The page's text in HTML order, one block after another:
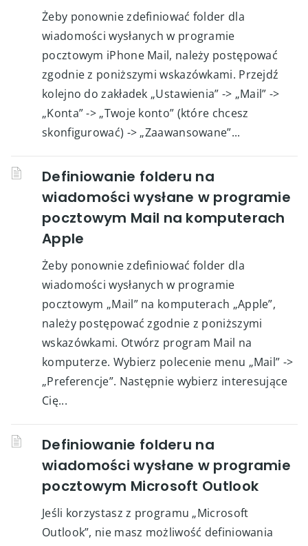
Żeby ponownie zdefiniować folder dla
wiadomości wysłanych w programie
pocztowym iPhone Mail, należy postępować
zgodnie z poniższymi wskazówkami. Przejdź
kolejno do zakładek „Ustawienia” -> „Mail” ->
„Konta” -> „Twoje konto” (które chcesz
skonfigurować) -> „Zaawansowane”...
Definiowanie folderu na
wiadomości wysłane w programie
pocztowym Mail na komputerach
Apple
Żeby ponownie zdefiniować folder dla
wiadomości wysłanych w programie
pocztowym „Mail” na komputerach „Apple”,
należy postępować zgodnie z poniższymi
wskazówkami. Otwórz program Mail na
komputerze. Wybierz polecenie menu „Mail” ->
„Preferencje”. Następnie wybierz interesujące
Cię...
Definiowanie folderu na
wiadomości wysłane w programie
pocztowym Microsoft Outlook
Jeśli korzystasz z programu „Microsoft
Outlook”, nie masz możliwość definiowania